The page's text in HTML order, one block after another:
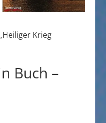
Krieg
Buch –